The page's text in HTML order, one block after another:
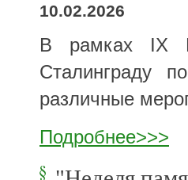
10.02.2026
В рамках IX
Сталинграду
различные
Подробнее>>>